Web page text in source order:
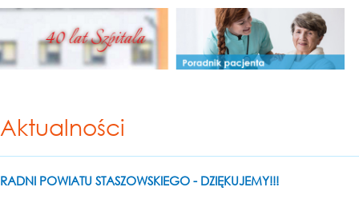
Aktualności
RADNI POWIATU STASZOWSKIEGO - DZIĘKUJEMY!!!